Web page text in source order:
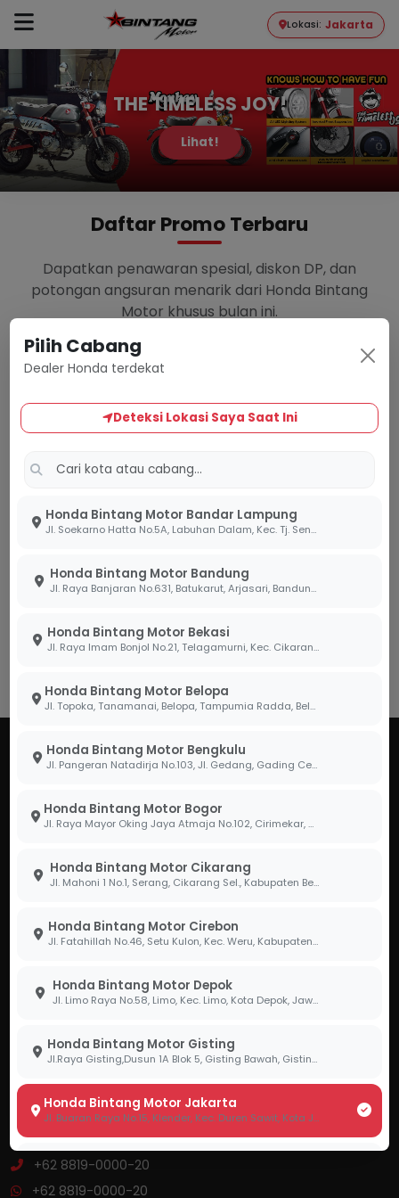
Lokasi: Jakarta
Pilih Cabang
Dealer Honda terdekat
Deteksi Lokasi Saya Saat Ini
Honda Bintang Motor Bandar Lampung
Jl. Soekarno Hatta No.5A, Labuhan Dalam, Kec. Tj. Senang, Kota Bandar Lampung, Lampung 35141
Honda Bintang Motor Bandung
Jl. Raya Banjaran No.631, Batukarut, Arjasari, Bandung, Jawa Barat 40379
Honda Bintang Motor Bekasi
Jl. Raya Imam Bonjol No.21, Telagamurni, Kec. Cikarang Barat, Bekasi Jawa Barat 17530.
Honda Bintang Motor Belopa
Jl. Topoka, Tanamanai, Belopa, Tampumia Radda, Belopa, Kabupaten Luwu, Sulawesi Selatan 91994
Honda Bintang Motor Bengkulu
Jl. Pangeran Natadirja No.103, Jl. Gedang, Gading Cemp., Kota Bengkulu, Bengkulu 38226
Honda Bintang Motor Bogor
Jl. Raya Mayor Oking Jaya Atmaja No.102, Cirimekar, Kec. Cibinong, Kabupaten Bogor, Jawa Barat 16918
Honda Bintang Motor Cikarang
Jl. Mahoni 1 No.1, Serang, Cikarang Sel., Kabupaten Bekasi, Jawa Barat 17530
Honda Bintang Motor Cirebon
Jl. Fatahillah No.46, Setu Kulon, Kec. Weru, Kabupaten Cirebon, Jawa Barat 45154
Honda Bintang Motor Depok
Jl. Limo Raya No.58, Limo, Kec. Limo, Kota Depok, Jawa Barat 16514
Honda Bintang Motor Gisting
Jl.Raya Gisting,Dusun 1A Blok 5, Gisting Bawah, Gisting, Tanggamus, Lampung 35378
Honda Bintang Motor Jakarta
Jl. Buaran Raya No.15, Klender, Kec. Duren Sawit, Kota Jakarta Timur, Daerah Khusus Ibukota Jakarta 13470
Honda Bintang Motor Lahat
THE TIMELESS JOY!
Lihat!
Daftar Promo Terbaru
Dapatkan penawaran spesial, diskon DP, dan
potongan angsuran menarik dari Honda Bintang
Motor khusus bulan ini.
Aktif
Silakan kembali lagi nanti
untuk melihat
kami.
pelayanan 3S. Kami siap membantu Anda mendapatkan
motor impian dengan proses cepat dan mudah.
Produk
Katalog Motor
Daftar Harga
Promo Terbaru
Hubungi Kami
Jl. Raya Mayor Oking Jaya Atmaja No.102, Cibinong, Bogor
+62 8819-0000-20
+62 8819-0000-20